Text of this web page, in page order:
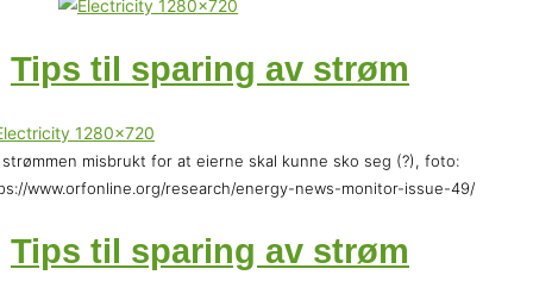
Tips til sparing av strøm
strømmen misbrukt for at eierne skal kunne sko seg (?), foto:
www.orfonline.org/research/energy-news-monitor-issue-49/
Tips til sparing av strøm